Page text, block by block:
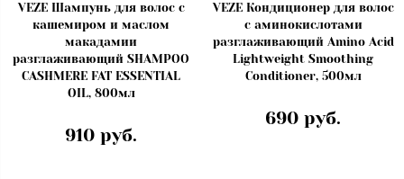
VEZE Шампунь для волос с
кашемиром и маслом
макадамии
разглаживающий SHAMPOO
CASHMERE FAT ESSENTIAL
OIL, 800мл
910 руб.
VEZE Кондиционер для волос
с аминокислотами
разглаживающий Amino Acid
Lightweight Smoothing
Conditioner, 500мл
690 руб.